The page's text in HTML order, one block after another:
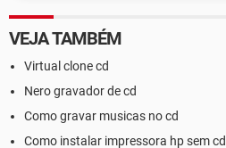
VEJA TAMBÉM
Virtual clone cd
Nero gravador de cd
Como gravar musicas no cd
Como instalar impressora hp sem cd